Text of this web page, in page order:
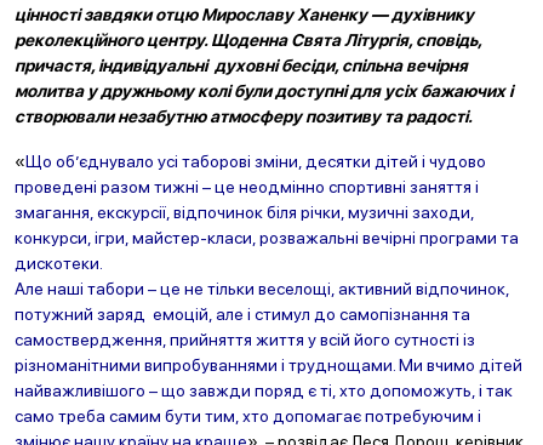
цінності завдяки отцю Мирославу Ханенку — духівнику
реколекційного центру. Щоденна Свята Літургія, сповідь,
причастя, індивідуальні духовні бесіди, спільна вечірня
молитва у дружньому колі були доступні для усіх бажаючих і
створювали незабутню атмосферу позитиву та радості.
«Що об’єднувало усі таборові зміни, десятки дітей і чудово
проведені разом тижні – це неодмінно спортивні заняття і
змагання, екскурсії, відпочинок біля річки, музичні заходи,
конкурси, ігри, майстер-класи, розважальні вечірні програми та
дискотеки.
Але наші табори – це не тільки веселощі, активний відпочинок,
потужний заряд емоцій, але і стимул до самопізнання та
самоствердження, прийняття життя у всій його сутності із
різноманітними випробуваннями і труднощами. Ми вчимо дітей
найважливішого – що завжди поряд є ті, хто допоможуть, і так
само треба самим бути тим, хто допомагає потребуючим і